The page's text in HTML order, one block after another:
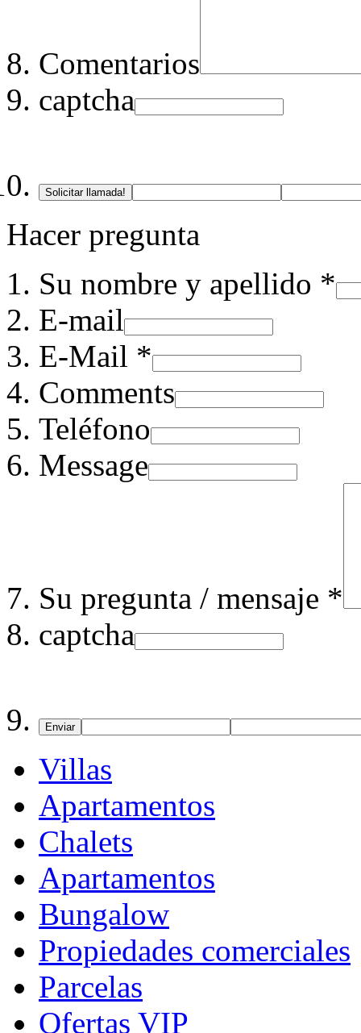
Comentarios
captcha
Solicitar llamada!
Hacer pregunta
Su nombre y apellido *
E-mail
E-Mail *
Comments
Teléfono
Message
Su pregunta / mensaje *
captcha
Enviar
Villas
Apartamentos
Chalets
Apartamentos
Bungalow
Propiedades comerciales
Parcelas
Ofertas VIP